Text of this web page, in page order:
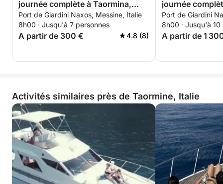
journée complète à Taormina,
Mazzarò et Sant'Alessio
Port de Giardini Naxos, Messine, Italie
8h00 · Jusqu'à 7 personnes
A partir de 300 € 4.8 (8)
journée
bateau
Port de Giardini
8h00 · Jusqu'à 10
A partir de 1
Activités similaires près de Taormine, Italie